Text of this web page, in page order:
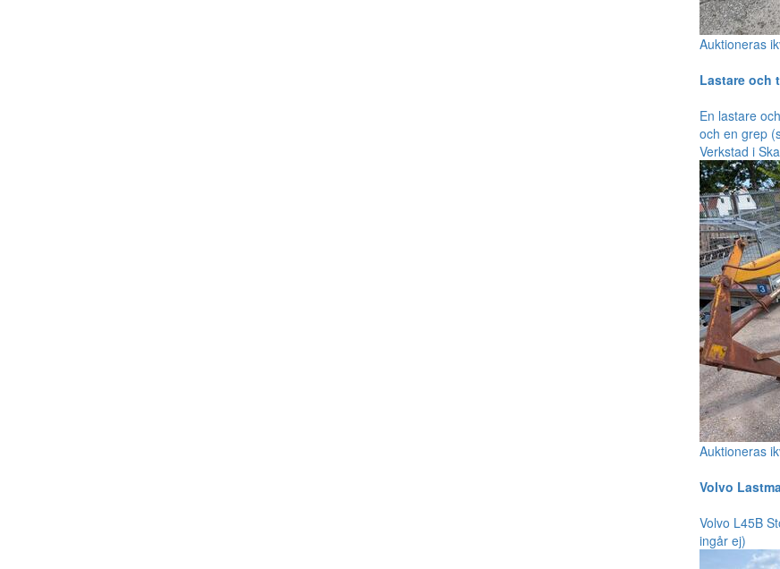
Auktioneras
Lastare och
En lastare
och en grep
Verkstad i
Auktioneras
Volvo
Volvo L45B
ingår ej)